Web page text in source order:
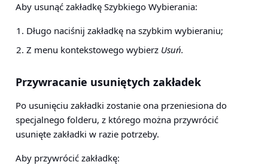
Aby usunąć zakładkę Szybkiego Wybierania:
Długo naciśnij zakładkę na szybkim wybieraniu;
Z menu kontekstowego wybierz Usuń.
Przywracanie usuniętych zakładek
Po usunięciu zakładki zostanie ona przeniesiona do
specjalnego folderu, z którego można przywrócić
usunięte zakładki w razie potrzeby.
Aby przywrócić zakładkę: